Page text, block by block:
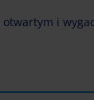
otwartym i